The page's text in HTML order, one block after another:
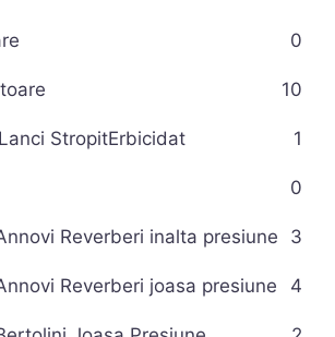
0
10
StropitErbicidat 1
0
Reverberi inalta presiune 3
Reverberi joasa presiune 4